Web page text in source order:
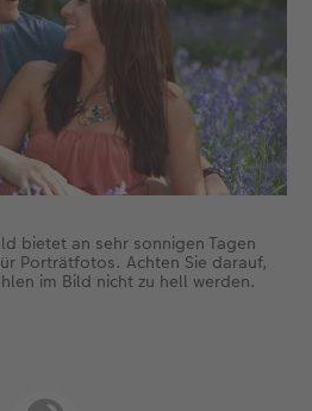
bietet an sehr sonnigen Tagen
Porträtfotos. Achten Sie darauf,
im Bild nicht zu hell werden.